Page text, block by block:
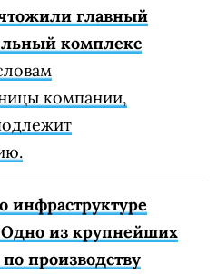
главный
комплекс
компании,
инфраструктуре
Одно из крупнейших
производству